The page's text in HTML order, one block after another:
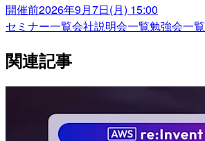
開催前2026年9月7日(月) 15:00
セミナー一覧会社説明会一覧勉強会一覧
関連記事